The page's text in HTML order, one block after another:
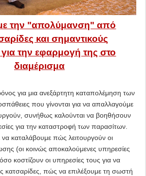
με την "απολύμανση" από
και σημαντικούς
την εφαρμογή της στο
διαμέρισμα
για μια ανεξάρτητη καταπολέμηση των
που γίνονται για να απαλλαγούμε
συνήθως καλούνται να βοηθήσουν
για την καταστροφή των παρασίτων.
καταλάβουμε πώς λειτουργούν οι
(οι κοινώς αποκαλούμενες υπηρεσίες
κοστίζουν οι υπηρεσίες τους για να
κατσαρίδες, πώς να επιλέξουμε τη σωστή